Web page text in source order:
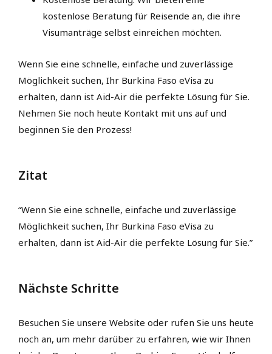
kostenlose Beratung für Reisende an, die ihre
Visumanträge selbst einreichen möchten.
Wenn Sie eine schnelle, einfache und zuverlässige
Möglichkeit suchen, Ihr Burkina Faso eVisa zu
erhalten, dann ist Aid-Air die perfekte Lösung für Sie.
Nehmen Sie noch heute Kontakt mit uns auf und
beginnen Sie den Prozess!
Zitat
“Wenn Sie eine schnelle, einfache und zuverlässige
Möglichkeit suchen, Ihr Burkina Faso eVisa zu
erhalten, dann ist Aid-Air die perfekte Lösung für Sie.”
Nächste Schritte
Besuchen Sie unsere Website oder rufen Sie uns heute
noch an, um mehr darüber zu erfahren, wie wir Ihnen